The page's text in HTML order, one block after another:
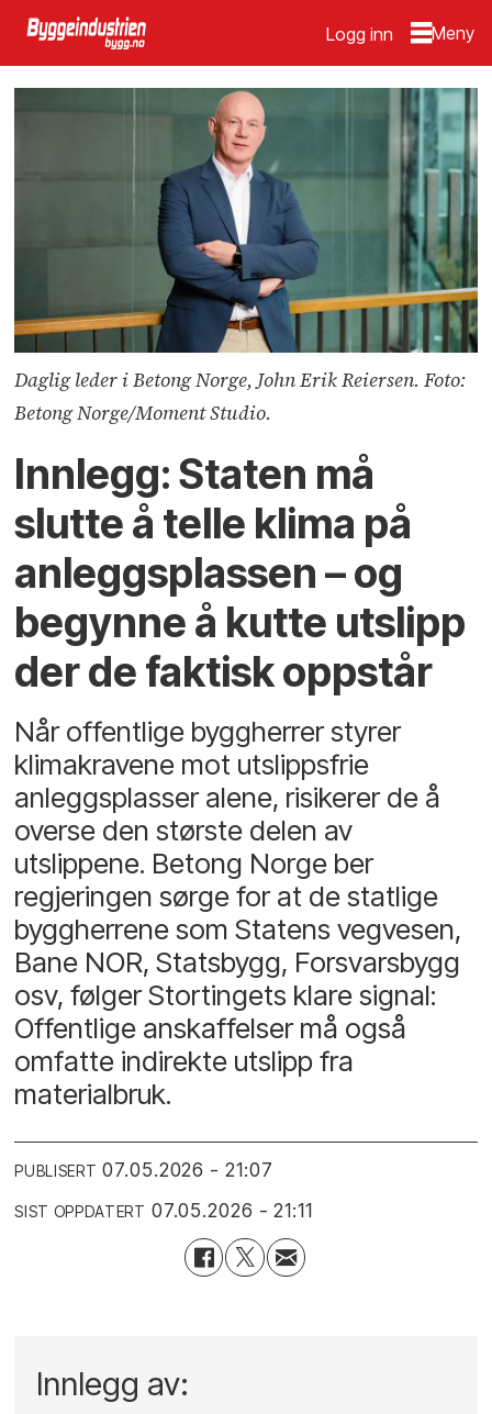
Logg inn
Daglig leder i Betong Norge, John Erik Reiersen. Foto:
Betong Norge/Moment Studio.
Innlegg: Staten må
slutte å telle klima på
anleggsplassen – og
begynne å kutte utslipp
der de faktisk oppstår
Når offentlige byggherrer styrer
klimakravene mot utslippsfrie
anleggsplasser alene, risikerer de å
overse den største delen av
utslippene. Betong Norge ber
regjeringen sørge for at de statlige
byggherrene som Statens vegvesen,
Bane NOR, Statsbygg, Forsvarsbygg
osv, følger Stortingets klare signal:
Offentlige anskaffelser må også
omfatte indirekte utslipp fra
materialbruk.
PUBLISERT 07.05.2026 - 21:07
SIST OPPDATERT 07.05.2026 - 21:11
Innlegg av: